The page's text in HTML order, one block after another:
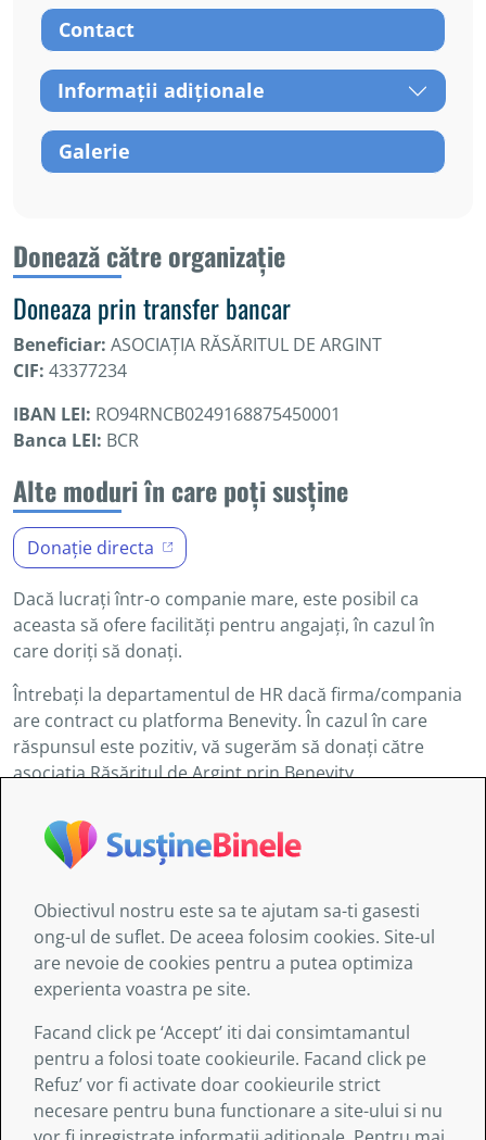
Contact
Informații adiționale
Galerie
Donează către organizație
Doneaza prin transfer bancar
Beneficiar: ASOCIAŢIA RĂSĂRITUL DE ARGINT
CIF: 43377234
IBAN LEI: RO94RNCB0249168875450001
Banca LEI: BCR
Alte moduri în care poți susține
Donație directa
Dacă lucrați într-o companie mare, este posibil ca
aceasta să ofere facilități pentru angajați, în cazul în
care doriți să donați.
Întrebați la departamentul de HR dacă firma/compania
are contract cu platforma Benevity. În cazul în care
răspunsul este pozitiv, vă sugerăm să donați către
asociația Răsăritul de Argint prin Benevity.
EIN/RCN number: 5647925528661_86b0
Informaţiile furnizate de AITIS:
au doar un caracter general şi nu sunt destinate să
abordeze circumstanţe specifice ale nici unei
persoane sau entităţi;
actualizate;
uneori sunt legate de site-uri externe asupra cărora
serviciile asociației nu exercită nici un control şi
pentru care Asociația nu îşi asumă nici o
Obiectivul nostru este sa te ajutam sa-ti gasesti
ong-ul de suflet. De aceea folosim cookies. Site-ul
are nevoie de cookies pentru a putea optimiza
experienta voastra pe site.
Facand click pe ‘Accept’ iti dai consimtamantul
pentru a folosi toate cookieurile. Facand click pe
Refuz’ vor fi activate doar cookieurile strict
necesare pentru buna functionare a site-ului si nu